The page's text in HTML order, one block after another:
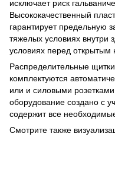
исключает риск
Высококачественный
гарантирует предельную
тяжелых условиях внутри
условиях перед открытым
Распределительные
комплектуются
или и силовыми
оборудование создано с
содержит все
Смотрите также